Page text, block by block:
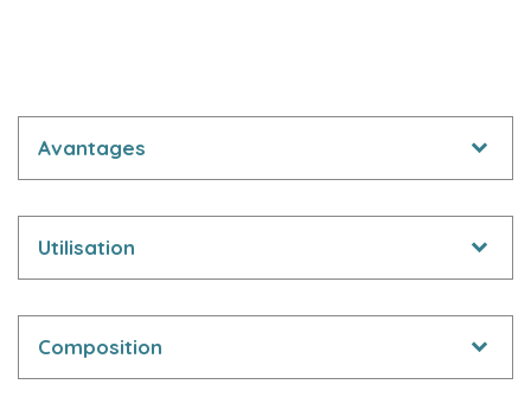
Avantages
Utilisation
Composition